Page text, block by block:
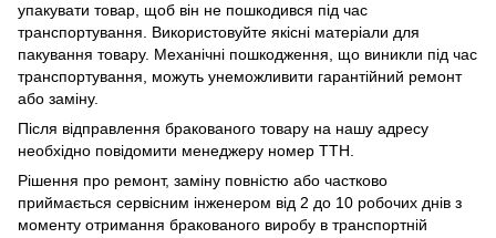
упакувати товар, щоб він не пошкодився під час
транспортування. Використовуйте якісні матеріали для
пакування товару. Механічні пошкодження, що виникли під час
транспортування, можуть унеможливити гарантійний ремонт
або заміну.
Після відправлення бракованого товару на нашу адресу
необхідно повідомити менеджеру номер ТТН.
Рішення про ремонт, заміну повністю або частково
приймається сервісним інженером від 2 до 10 робочих днів з
моменту отримання бракованого виробу в транспортній